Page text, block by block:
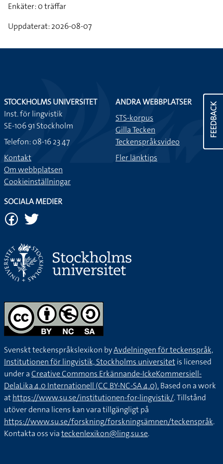
Enkäter: 0 träffar
Uppdaterat: 2026-08-07
FEEDBACK
STOCKHOLMS UNIVERSITET
Inst. för lingvistik
SE-106 91 Stockholm
Telefon: 08-16 23 47
Kontakt
Om webbplatsen
Cookieinställningar
ANDRA WEBBPLATSER
STS-korpus
Gilla Tecken
Teckenspråksvideo
Fler länktips
SOCIALA MEDIER
Svenskt teckenspråkslexikon byAvdelningen för teckenspråk,
Institutionen för lingvistik, Stockholms universitetis licensed
under aCreative Commons Erkännande-IckeKommersiell-
DelaLika 4.0 Internationell (CC BY-NC-SA 4.0).Based on a work
athttps://www.su.se/institutionen-for-lingvistik/. Tillstånd
utöver denna licens kan vara tillgängligt på
https://www.su.se/forskning/forskningsämnen/teckenspråk.
Kontakta oss viateckenlexikon@ling.su.se.